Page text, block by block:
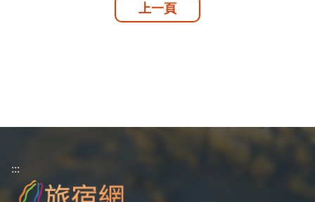
上一頁
:::